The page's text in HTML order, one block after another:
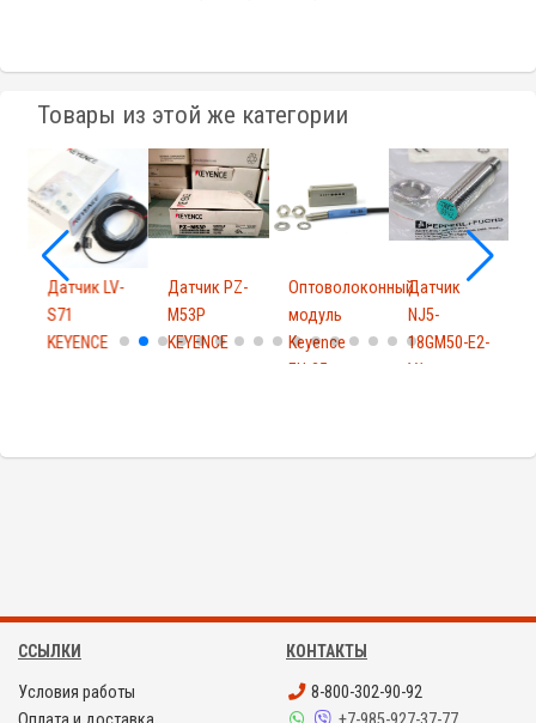
Товары из этой же категории
Датчик LV-
S71
KEYENCE
Датчик PZ-
M53P
KEYENCE
Оптоволоконный
модуль
Keyence
FU-25
Датчик
NJ5-
18GM50-E2-
V1
ССЫЛКИ
Условия работы
КОНТАКТЫ
8-800-302-90-92